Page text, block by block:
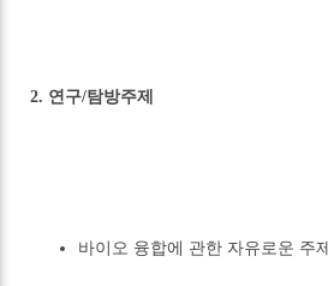
2. 연구/탐방주제
바이오 융합에 관한 자유로운 주제